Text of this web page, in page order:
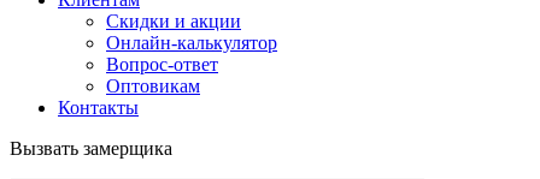
Скидки и акции
Онлайн-калькулятор
Вопрос-ответ
Оптовикам
Контакты
Вызвать замерщика